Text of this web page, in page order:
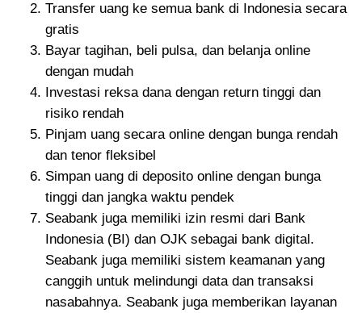
Transfer uang ke semua bank di Indonesia secara
gratis
Bayar tagihan, beli pulsa, dan belanja online
dengan mudah
Investasi reksa dana dengan return tinggi dan
risiko rendah
Pinjam uang secara online dengan bunga rendah
dan tenor fleksibel
Simpan uang di deposito online dengan bunga
tinggi dan jangka waktu pendek
Seabank juga memiliki izin resmi dari Bank
Indonesia (BI) dan OJK sebagai bank digital.
Seabank juga memiliki sistem keamanan yang
canggih untuk melindungi data dan transaksi
nasabahnya. Seabank juga memberikan layanan